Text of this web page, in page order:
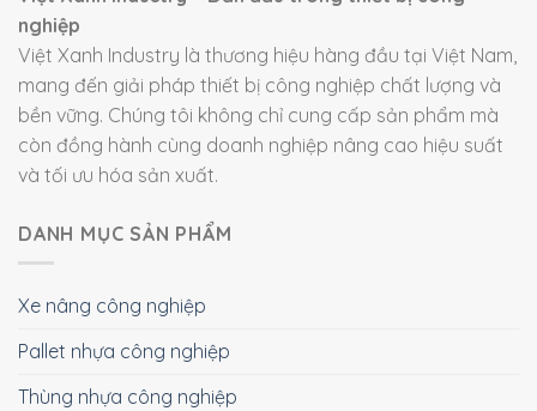
nghiệp
Việt Xanh Industry là thương hiệu hàng đầu tại Việt Nam,
mang đến giải pháp thiết bị công nghiệp chất lượng và
bền vững. Chúng tôi không chỉ cung cấp sản phẩm mà
còn đồng hành cùng doanh nghiệp nâng cao hiệu suất
và tối ưu hóa sản xuất.
DANH MỤC SẢN PHẨM
Xe nâng công nghiệp
Pallet nhựa công nghiệp
Thùng nhựa công nghiệp